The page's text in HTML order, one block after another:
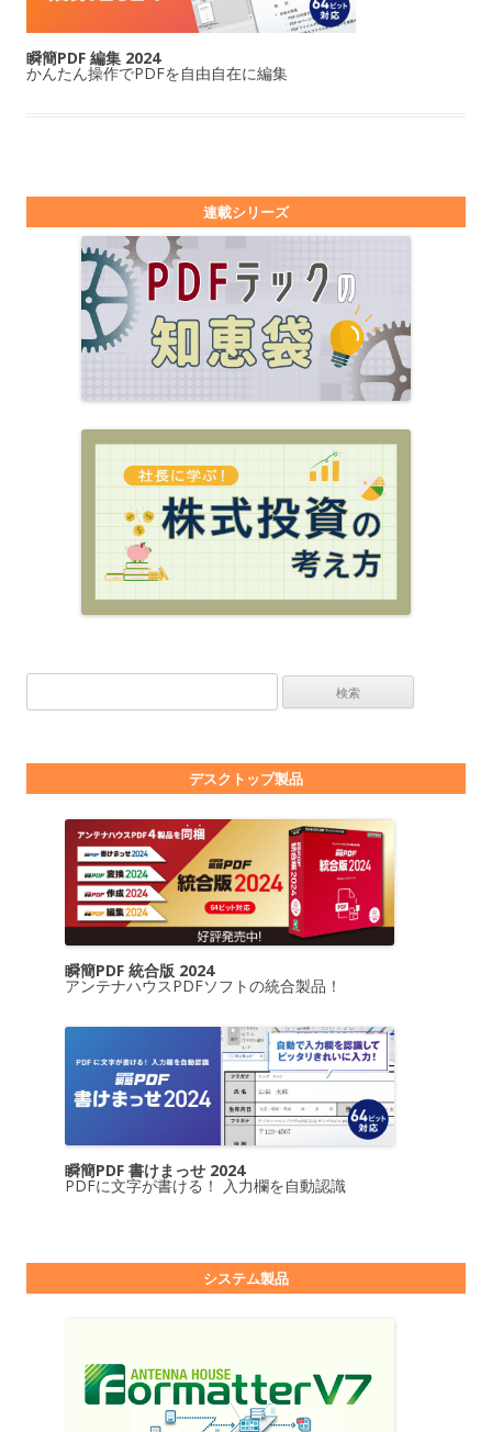
瞬簡PDF 編集 2024
かんたん操作でPDFを自由自在に編集
連載シリーズ
デスクトップ製品
瞬簡PDF 統合版 2024
アンテナハウスPDFソフトの統合製品！
瞬簡PDF 書けまっせ 2024
PDFに文字が書ける！ 入力欄を自動認識
システム製品